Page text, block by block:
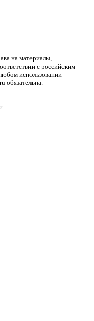
на материалы,
с российским
использовании
обязательна.